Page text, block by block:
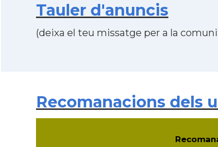
Tauler d'anuncis
(deixa el teu missatge per a la
Recomanacions dels